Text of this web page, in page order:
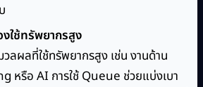
ใช้ทรัพยากรสูง
ลผลที่ใช้ทรัพยากรสูง เช่น งานด้าน
หรือ AI การใช้ Queue ช่วยแบ่งเบา